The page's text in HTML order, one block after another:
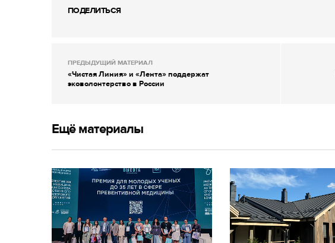
ПОДЕЛИТЬСЯ
ПРЕДЫДУЩИЙ МАТЕРИАЛ
«Чистая Линия» и «Лента» поддержат
эковолонтерство в России
Ещё материалы